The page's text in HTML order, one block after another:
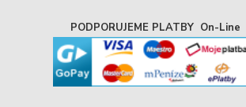
PODPORUJEME PLATBY On-Line